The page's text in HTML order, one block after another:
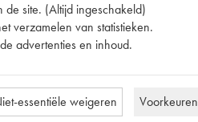
site. (Altijd ingeschakeld)
verzamelen van statistieken.
advertenties en inhoud.
essentiële weigeren